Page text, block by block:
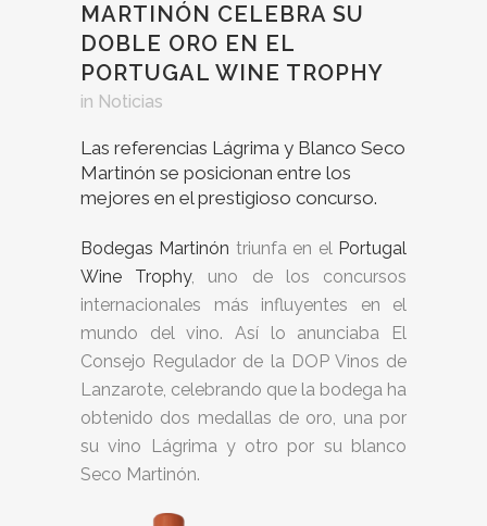
MARTINÓN CELEBRA SU
DOBLE ORO EN EL
PORTUGAL WINE TROPHY
in Noticias
Las referencias Lágrima y Blanco Seco
Martinón se posicionan entre los
mejores en el prestigioso concurso.
Bodegas Martinón triunfa en el Portugal
Wine Trophy, uno de los concursos
internacionales más influyentes en el
mundo del vino. Así lo anunciaba El
Consejo Regulador de la DOP Vinos de
Lanzarote, celebrando que la bodega ha
obtenido dos medallas de oro, una por
su vino Lágrima y otro por su blanco
Seco Martinón.